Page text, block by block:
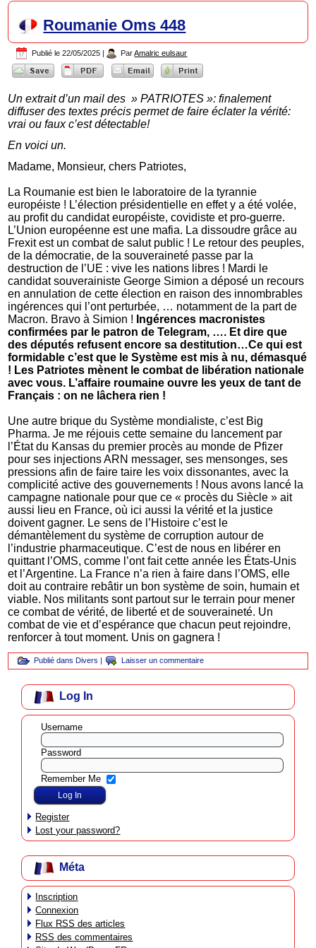
Roumanie Oms 448
Publié le 22/05/2025 | Par Amalric eulsaur
Un extrait d’un mail des » PATRIOTES »: finalement
diffuser des textes précis permet de faire éclater la vérité:
vrai ou faux c’est détectable!
En voici un.
Madame, Monsieur, chers Patriotes,
La Roumanie est bien le laboratoire de la tyrannie
européiste ! L’élection présidentielle en effet y a été volée,
au profit du candidat européiste, covidiste et pro-guerre.
L’Union européenne est une mafia. La dissoudre grâce au
Frexit est un combat de salut public ! Le retour des peuples,
de la démocratie, de la souveraineté passe par la
destruction de l’UE : vive les nations libres ! Mardi le
candidat souverainiste George Simion a déposé un recours
en annulation de cette élection en raison des innombrables
ingérences qui l’ont perturbée, … notamment de la part de
Macron. Bravo à Simion ! Ingérences macronistes
confirmées par le patron de Telegram, …. Et dire que
des députés refusent encore sa destitution…Ce qui est
formidable c’est que le Système est mis à nu, démasqué
! Les Patriotes mènent le combat de libération nationale
avec vous. L’affaire roumaine ouvre les yeux de tant de
Français : on ne lâchera rien !
Une autre brique du Système mondialiste, c’est Big
Pharma. Je me réjouis cette semaine du lancement par
l’État du Kansas du premier procès au monde de Pfizer
pour ses injections ARN messager, ses mensonges, ses
pressions afin de faire taire les voix dissonantes, avec la
complicité active des gouvernements ! Nous avons lancé la
campagne nationale pour que ce « procès du Siècle » ait
aussi lieu en France, où ici aussi la vérité et la justice
doivent gagner. Le sens de l’Histoire c’est le
démantèlement du système de corruption autour de
l’industrie pharmaceutique. C’est de nous en libérer en
quittant l’OMS, comme l’ont fait cette année les États-Unis
et l’Argentine. La France n’a rien à faire dans l’OMS, elle
doit au contraire rebâtir un bon système de soin, humain et
viable. Nos militants sont partout sur le terrain pour mener
ce combat de vérité, de liberté et de souveraineté. Un
combat de vie et d’espérance que chacun peut rejoindre,
renforcer à tout moment. Unis on gagnera !
Publié dans Divers | Laisser un commentaire
Log In
Username
Password
Remember Me
Register
Lost your password?
Méta
Inscription
Connexion
Flux RSS des articles
RSS des commentaires